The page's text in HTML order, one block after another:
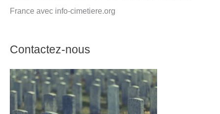
France avec info-cimetiere.org
Contactez-nous